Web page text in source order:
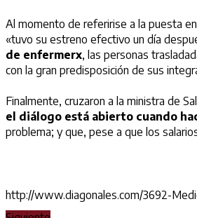
Al momento de referirise a la puesta
«tuvo su estreno efectivo un día
de enfermerx, las personas
con la gran predisposición de sus
Finalmente, cruzaron a la ministra de
el diálogo está abierto cuando
problema; y que, pese a que los
http://www.diagonales.com/3692-